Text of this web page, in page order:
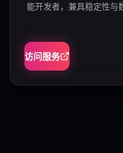
能开发者，兼具稳定性与
访问服务